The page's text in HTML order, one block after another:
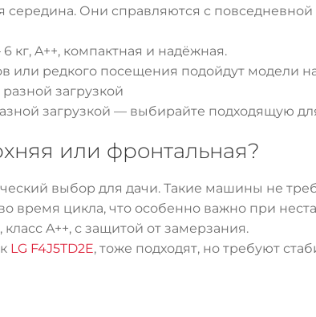
середина. Они справляются с
кг, A++, компактная и надёжная.
редкого посещения подойдут модели на
загрузкой — выбирайте подходящую
или фронтальная?
выбор для дачи. Такие машины не
время цикла, что особенно важно при
класс A++, с защитой от замерзания.
LG F4J5TD2E, тоже подходят, но требуют